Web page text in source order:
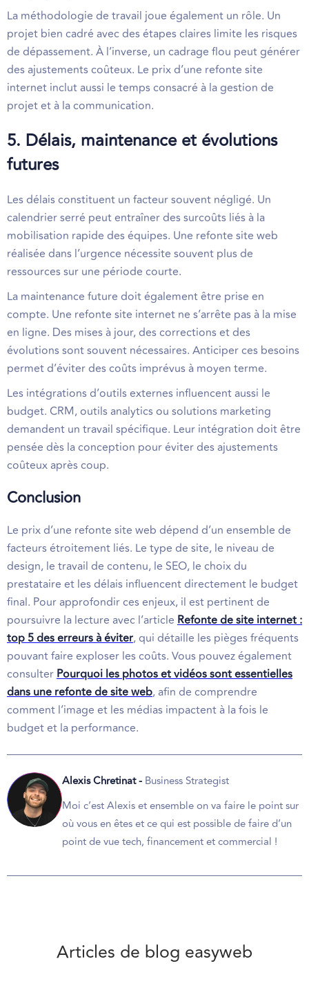
La méthodologie de travail joue également un rôle. Un
projet bien cadré avec des étapes claires limite les risques
de dépassement. À l’inverse, un cadrage flou peut générer
des ajustements coûteux. Le prix d’une refonte site
internet inclut aussi le temps consacré à la gestion de
projet et à la communication.
5. Délais, maintenance et évolutions
futures
Les délais constituent un facteur souvent négligé. Un
calendrier serré peut entraîner des surcoûts liés à la
mobilisation rapide des équipes. Une refonte site web
réalisée dans l’urgence nécessite souvent plus de
ressources sur une période courte.
La maintenance future doit également être prise en
compte. Une refonte site internet ne s’arrête pas à la mise
en ligne. Des mises à jour, des corrections et des
évolutions sont souvent nécessaires. Anticiper ces besoins
permet d’éviter des coûts imprévus à moyen terme.
Les intégrations d’outils externes influencent aussi le
budget. CRM, outils analytics ou solutions marketing
demandent un travail spécifique. Leur intégration doit être
pensée dès la conception pour éviter des ajustements
coûteux après coup.
Conclusion
Le prix d’une refonte site web dépend d’un ensemble de
facteurs étroitement liés. Le type de site, le niveau de
design, le travail de contenu, le SEO, le choix du
prestataire et les délais influencent directement le budget
final. Pour approfondir ces enjeux, il est pertinent de
poursuivre la lecture avec l’article Refonte de site internet :
top 5 des erreurs à éviter, qui détaille les pièges fréquents
pouvant faire exploser les coûts. Vous pouvez également
consulter Pourquoi les photos et vidéos sont essentielles
dans une refonte de site web, afin de comprendre
comment l’image et les médias impactent à la fois le
budget et la performance.
Alexis Chretinat - Business Strategist
Moi c’est Alexis et ensemble on va faire le point sur
où vous en êtes et ce qui est possible de faire d’un
point de vue tech, financement et commercial !
Articles de blog easyweb